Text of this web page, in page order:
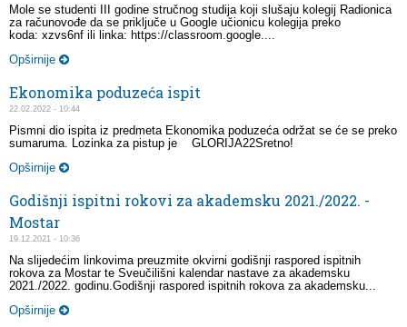
Mole se studenti III godine stručnog studija koji slušaju kolegij Radionica
za računovođe da se priključe u Google učionicu kolegija preko
koda: xzvs6nf ili linka: https://classroom.google....
Opširnije
Ekonomika poduzeća ispit
22.02.2022 - 10:44
Pismni dio ispita iz predmeta Ekonomika poduzeća održat se će se preko
sumaruma. Lozinka za pistup je GLORIJA22Sretno!
Opširnije
Godišnji ispitni rokovi za akademsku 2021./2022. -
Mostar
19.12.2021 - 10:36
Na slijedećim linkovima preuzmite okvirni godišnji raspored ispitnih
rokova za Mostar te Sveučilišni kalendar nastave za akademsku
2021./2022. godinu.Godišnji raspored ispitnih rokova za akademsku...
Opširnije